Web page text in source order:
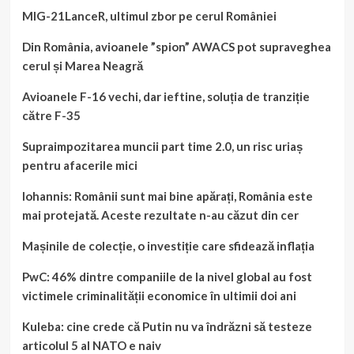
MIG-21LanceR, ultimul zbor pe cerul României
Din România, avioanele ”spion” AWACS pot supraveghea
cerul și Marea Neagră
Avioanele F-16 vechi, dar ieftine, soluția de tranziție
către F-35
Supraimpozitarea muncii part time 2.0, un risc uriaș
pentru afacerile mici
Iohannis: Românii sunt mai bine apărați, România este
mai protejată. Aceste rezultate n-au căzut din cer
Mașinile de colecție, o investiție care sfidează inflația
PwC: 46% dintre companiile de la nivel global au fost
victimele criminalității economice în ultimii doi ani
Kuleba: cine crede că Putin nu va îndrăzni să testeze
articolul 5 al NATO e naiv